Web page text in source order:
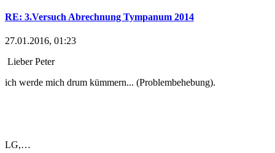
RE: 3.Versuch Abrechnung Tympanum 2014
27.01.2016, 01:23
Lieber Peter
ich werde mich drum kümmern... (Problembehebung).
LG,…